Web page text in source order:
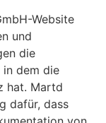
Website
und
die
in dem die
hat. Martd
dafür, dass